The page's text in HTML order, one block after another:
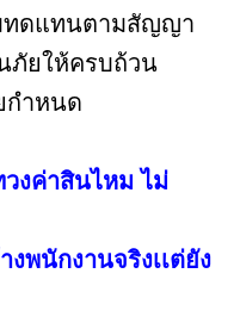
ทดแทนตามสัญญา
ภัยให้ครบถ้วน
กำหนด
งค่าสินไหม ไม่
พนักงานจริงเเต่ยัง